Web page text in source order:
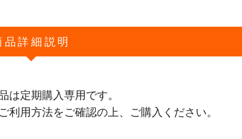
品詳細説明
は定期購入専用です。
利用方法をご確認の上、ご購入ください。